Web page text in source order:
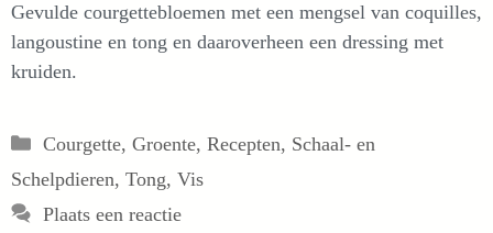
Gevulde courgettebloemen met een mengsel van coquilles,
langoustine en tong en daaroverheen een dressing met
kruiden.
Categorieën
Courgette, Groente, Recepten, Schaal- en
Schelpdieren, Tong, Vis
Plaats een reactie